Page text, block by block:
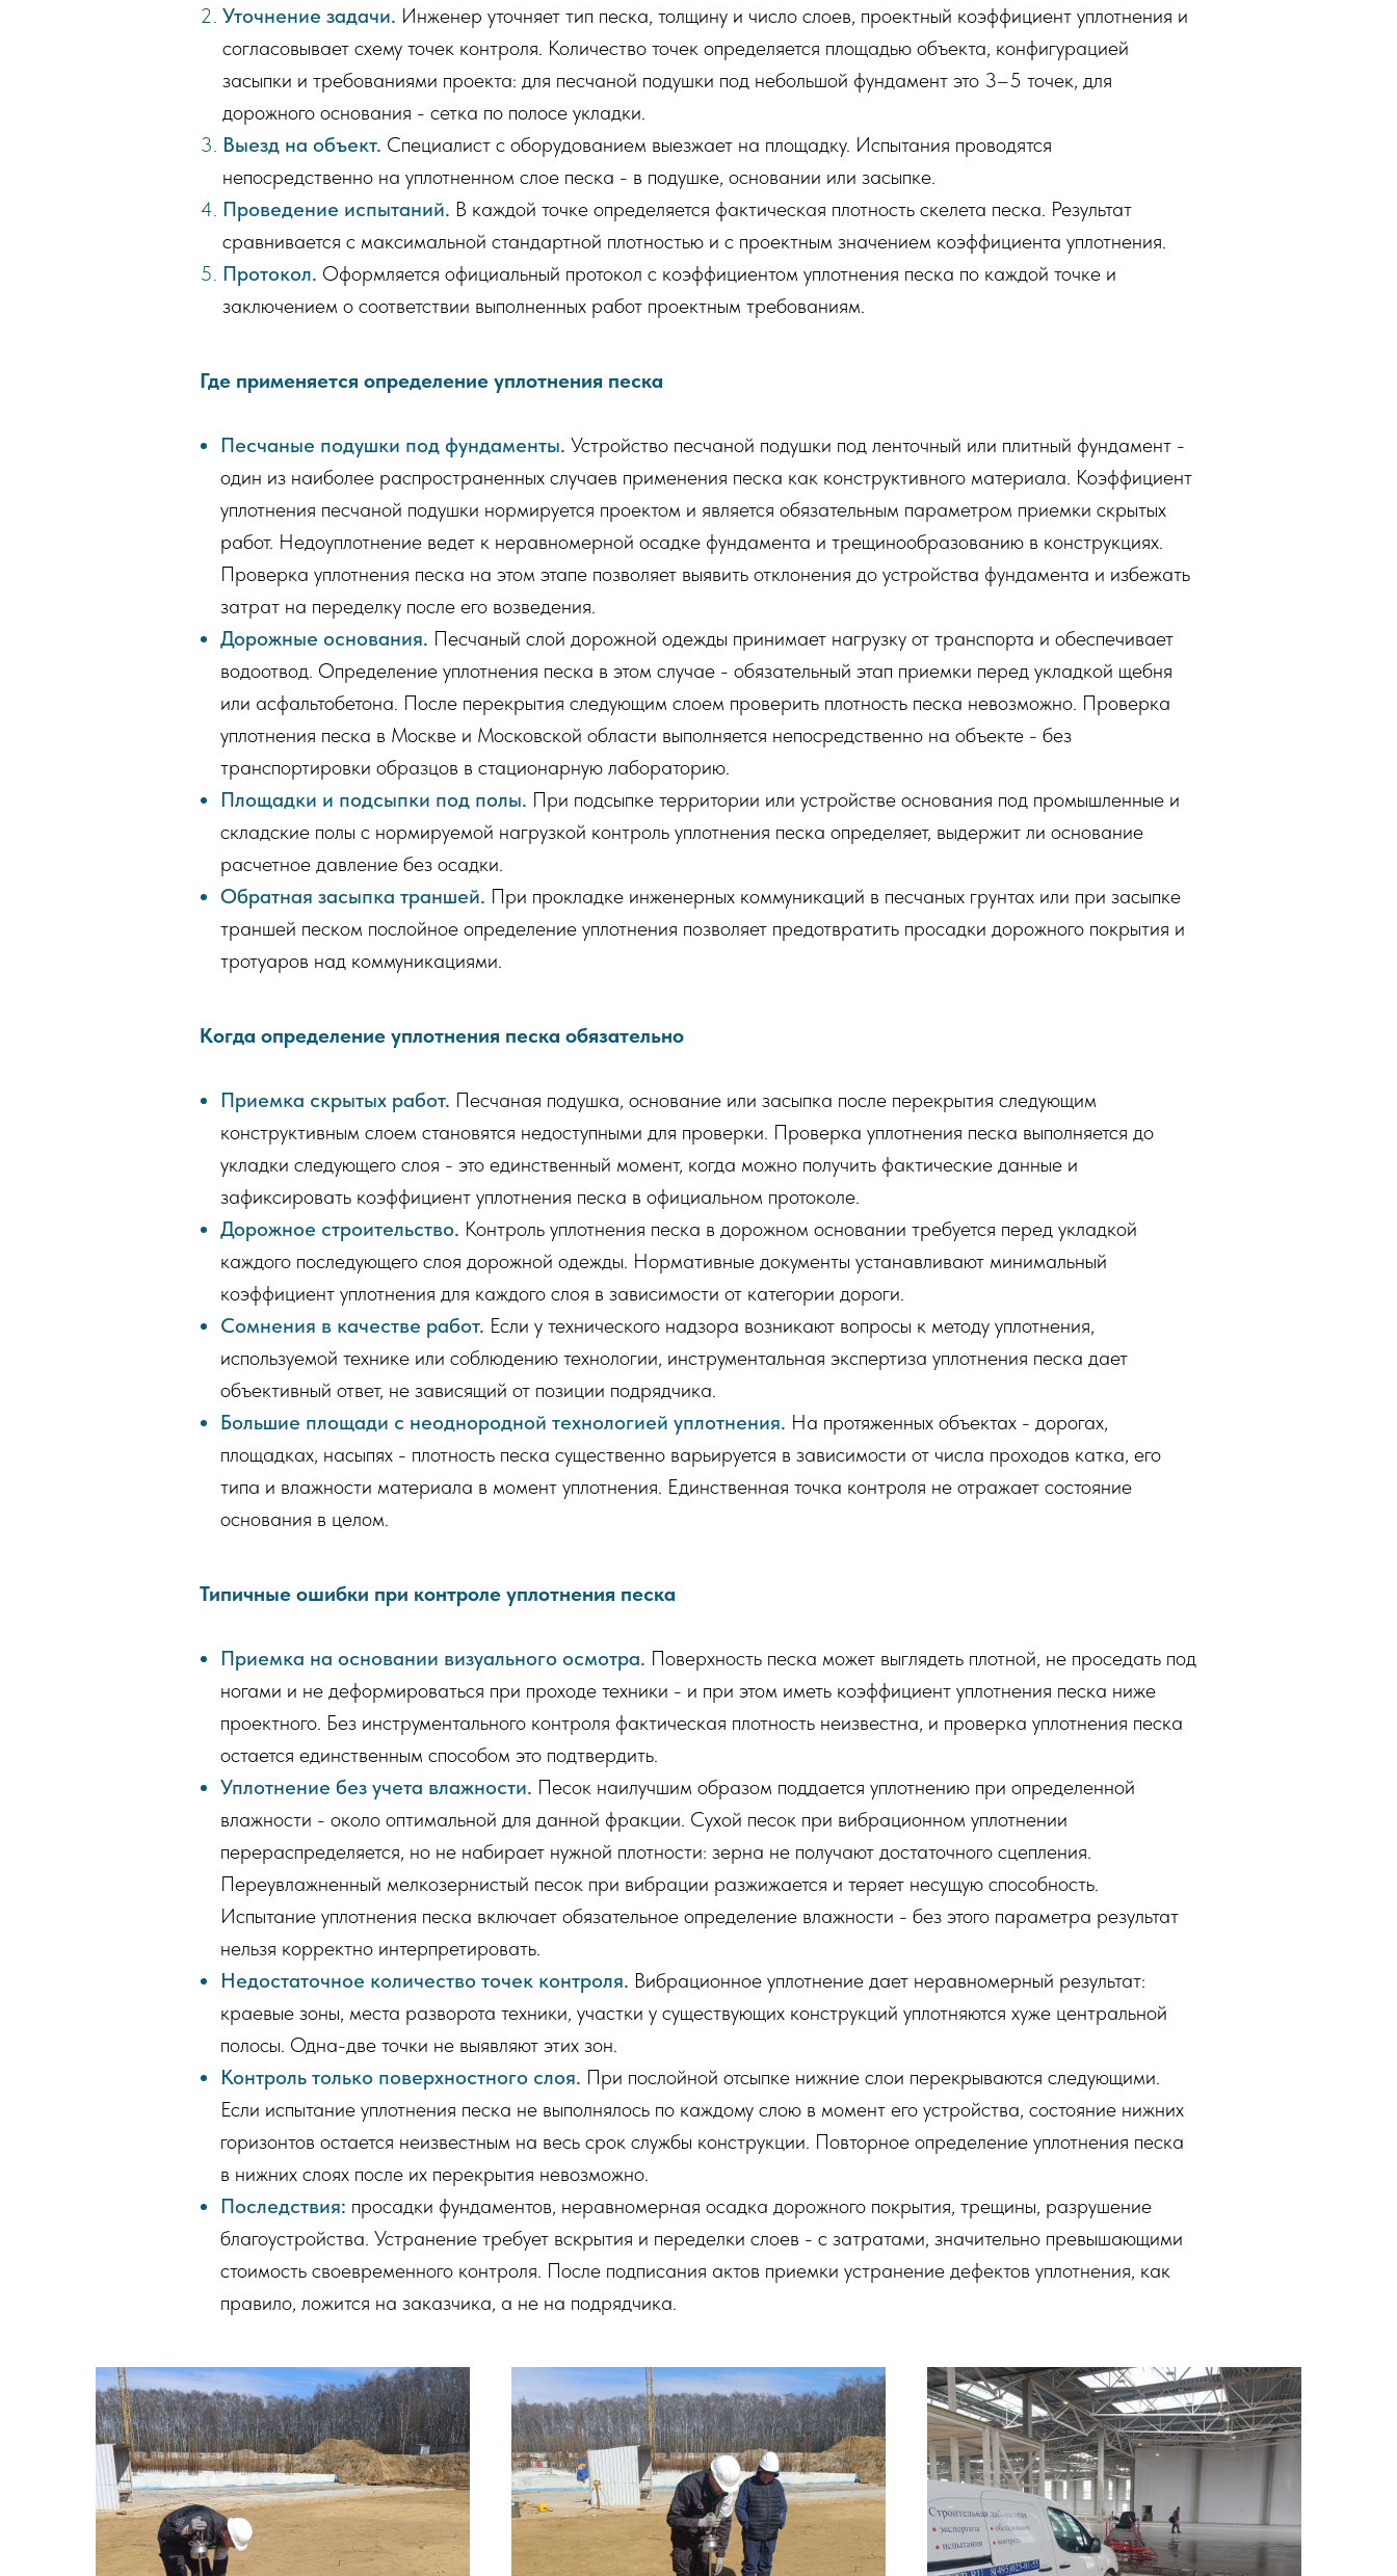
Уточнение задачи. Инженер уточняет тип песка, толщину и число слоев, проектный коэффициент уплотнения и
согласовывает схему точек контроля. Количество точек определяется площадью объекта, конфигурацией
засыпки и требованиями проекта: для песчаной подушки под небольшой фундамент это 3–5 точек, для
дорожного основания - сетка по полосе укладки.
Выезд на объект. Специалист с оборудованием выезжает на площадку. Испытания проводятся
непосредственно на уплотненном слое песка - в подушке, основании или засыпке.
Проведение испытаний. В каждой точке определяется фактическая плотность скелета песка. Результат
сравнивается с максимальной стандартной плотностью и с проектным значением коэффициента уплотнения.
Протокол. Оформляется официальный протокол с коэффициентом уплотнения песка по каждой точке и
заключением о соответствии выполненных работ проектным требованиям.
Где применяется определение уплотнения песка
Песчаные подушки под фундаменты. Устройство песчаной подушки под ленточный или плитный фундамент -
один из наиболее распространенных случаев применения песка как конструктивного материала. Коэффициент
уплотнения песчаной подушки нормируется проектом и является обязательным параметром приемки скрытых
работ. Недоуплотнение ведет к неравномерной осадке фундамента и трещинообразованию в конструкциях.
Проверка уплотнения песка на этом этапе позволяет выявить отклонения до устройства фундамента и избежать
затрат на переделку после его возведения.
Дорожные основания. Песчаный слой дорожной одежды принимает нагрузку от транспорта и обеспечивает
водоотвод. Определение уплотнения песка в этом случае - обязательный этап приемки перед укладкой щебня
или асфальтобетона. После перекрытия следующим слоем проверить плотность песка невозможно. Проверка
уплотнения песка в Москве и Московской области выполняется непосредственно на объекте - без
транспортировки образцов в стационарную лабораторию.
Площадки и подсыпки под полы. При подсыпке территории или устройстве основания под промышленные и
складские полы с нормируемой нагрузкой контроль уплотнения песка определяет, выдержит ли основание
расчетное давление без осадки.
Обратная засыпка траншей. При прокладке инженерных коммуникаций в песчаных грунтах или при засыпке
траншей песком послойное определение уплотнения позволяет предотвратить просадки дорожного покрытия и
тротуаров над коммуникациями.
Когда определение уплотнения песка обязательно
Приемка скрытых работ. Песчаная подушка, основание или засыпка после перекрытия следующим
конструктивным слоем становятся недоступными для проверки. Проверка уплотнения песка выполняется до
укладки следующего слоя - это единственный момент, когда можно получить фактические данные и
зафиксировать коэффициент уплотнения песка в официальном протоколе.
Дорожное строительство. Контроль уплотнения песка в дорожном основании требуется перед укладкой
каждого последующего слоя дорожной одежды. Нормативные документы устанавливают минимальный
коэффициент уплотнения для каждого слоя в зависимости от категории дороги.
Сомнения в качестве работ. Если у технического надзора возникают вопросы к методу уплотнения,
используемой технике или соблюдению технологии, инструментальная экспертиза уплотнения песка дает
объективный ответ, не зависящий от позиции подрядчика.
Большие площади с неоднородной технологией уплотнения. На протяженных объектах - дорогах,
площадках, насыпях - плотность песка существенно варьируется в зависимости от числа проходов катка, его
типа и влажности материала в момент уплотнения. Единственная точка контроля не отражает состояние
основания в целом.
Типичные ошибки при контроле уплотнения песка
Приемка на основании визуального осмотра. Поверхность песка может выглядеть плотной, не проседать под
ногами и не деформироваться при проходе техники - и при этом иметь коэффициент уплотнения песка ниже
проектного. Без инструментального контроля фактическая плотность неизвестна, и проверка уплотнения песка
остается единственным способом это подтвердить.
Уплотнение без учета влажности. Песок наилучшим образом поддается уплотнению при определенной
влажности - около оптимальной для данной фракции. Сухой песок при вибрационном уплотнении
перераспределяется, но не набирает нужной плотности: зерна не получают достаточного сцепления.
Переувлажненный мелкозернистый песок при вибрации разжижается и теряет несущую способность.
Испытание уплотнения песка включает обязательное определение влажности - без этого параметра результат
нельзя корректно интерпретировать.
Недостаточное количество точек контроля. Вибрационное уплотнение дает неравномерный результат:
краевые зоны, места разворота техники, участки у существующих конструкций уплотняются хуже центральной
полосы. Одна-две точки не выявляют этих зон.
Контроль только поверхностного слоя. При послойной отсыпке нижние слои перекрываются следующими.
Если испытание уплотнения песка не выполнялось по каждому слою в момент его устройства, состояние нижних
горизонтов остается неизвестным на весь срок службы конструкции. Повторное определение уплотнения песка
в нижних слоях после их перекрытия невозможно.
Последствия: просадки фундаментов, неравномерная осадка дорожного покрытия, трещины, разрушение
благоустройства. Устранение требует вскрытия и переделки слоев - с затратами, значительно превышающими
стоимость своевременного контроля. После подписания актов приемки устранение дефектов уплотнения, как
правило, ложится на заказчика, а не на подрядчика.